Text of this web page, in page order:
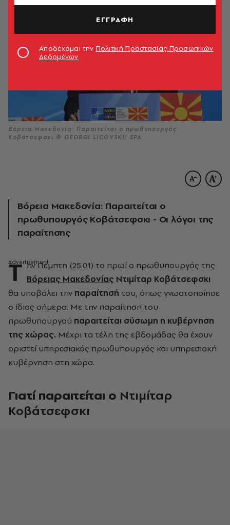
Βόρεια Μακεδονία: Παραιτείται o πρωθυπουργός
Κοβάτσεφσκι © GEORGI LICOVSKI/ EPA
Βόρεια Μακεδονία: Παραιτείται o
πρωθυπουργός Κοβάτσεφσκι - Οι λόγοι της
παραίτησης
Τ ην Πέμπτη (25.01) το πρωί ο πρωθυπουργός της
Βόρειας Μακεδονίας Ντιμίταρ Κοβάτσεφσκι
θα υποβάλει την παραίτησή του, όπως γνωστοποίησε
ο ίδιος σήμερα. Με την παραίτηση του
πρωθυπουργού παραιτείται σύσωμη η κυβέρνηση
της χώρας. Μέχρι τα τέλη της εβδομάδας θα έχουν
οριστεί υπηρεσιακός πρωθυπουργός και υπηρεσιακή
κυβέρνηση στη χώρα.
Γιατί παραιτείται ο Ντιμίταρ
Κοβάτσεφσκι
ΕΓΓΡΑΦΗ
Αποδέχομαι την Πολιτική Προστασίας Προσωπικών
Δεδομένων